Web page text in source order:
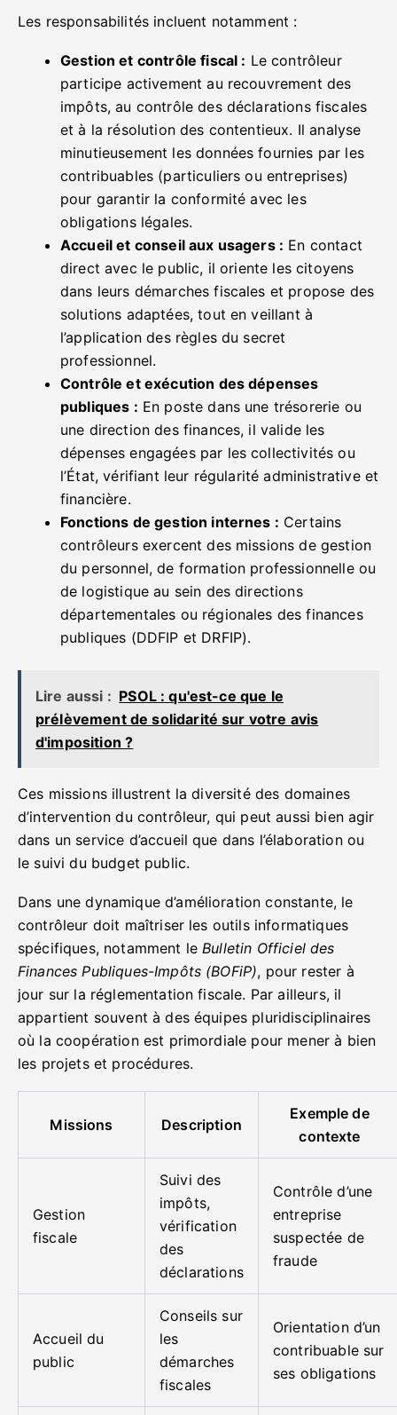
Les responsabilités incluent notamment :
Gestion et contrôle fiscal : Le contrôleur
participe activement au recouvrement des
impôts, au contrôle des déclarations fiscales
et à la résolution des contentieux. Il analyse
minutieusement les données fournies par les
contribuables (particuliers ou entreprises)
pour garantir la conformité avec les
obligations légales.
Accueil et conseil aux usagers : En contact
direct avec le public, il oriente les citoyens
dans leurs démarches fiscales et propose des
solutions adaptées, tout en veillant à
l’application des règles du secret
professionnel.
Contrôle et exécution des dépenses
publiques : En poste dans une trésorerie ou
une direction des finances, il valide les
dépenses engagées par les collectivités ou
l’État, vérifiant leur régularité administrative et
financière.
Fonctions de gestion internes : Certains
contrôleurs exercent des missions de gestion
du personnel, de formation professionnelle ou
de logistique au sein des directions
départementales ou régionales des finances
publiques (DDFIP et DRFIP).
Lire aussi : PSOL : qu'est-ce que le
prélèvement de solidarité sur votre avis
d'imposition ?
Ces missions illustrent la diversité des domaines
d’intervention du contrôleur, qui peut aussi bien agir
dans un service d’accueil que dans l’élaboration ou
le suivi du budget public.
Dans une dynamique d’amélioration constante, le
contrôleur doit maîtriser les outils informatiques
spécifiques, notamment le Bulletin Officiel des
Finances Publiques-Impôts (BOFiP), pour rester à
jour sur la réglementation fiscale. Par ailleurs, il
appartient souvent à des équipes pluridisciplinaires
où la coopération est primordiale pour mener à bien
les projets et procédures.
Missions Description
Exemple de
contexte
Gestion
fiscale
Suivi des
impôts,
vérification
des
déclarations
Contrôle d’une
entreprise
suspectée de
fraude
Accueil du
public
Conseils sur
les
démarches
fiscales
Orientation d’un
contribuable sur
ses obligations